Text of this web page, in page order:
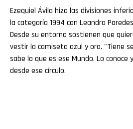
Ezequiel Ávila hizo las divisiones
la categoría 1994 con Leandro
Desde su entorno sostienen que
vestir la camiseta azul y oro. "Tiene
sabe lo que es ese Mundo. Lo
desde ese círculo.